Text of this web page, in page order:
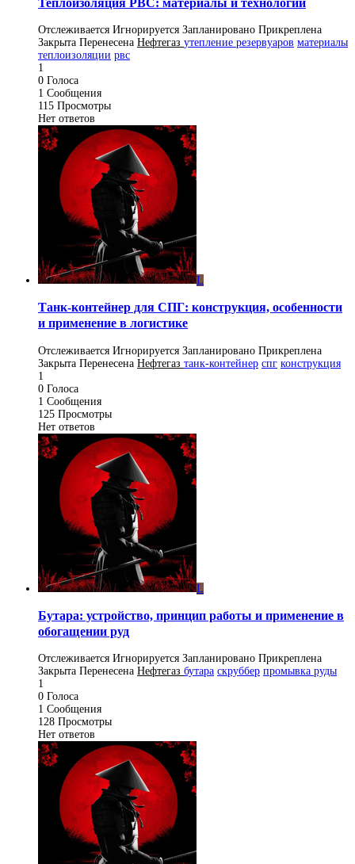
Отслеживается Игнорируется Запланировано Прикреплена
Закрыта Перенесена Нефтегаз утепление резервуаров материалы
теплоизоляции рвс
1
0 Голоса
1 Сообщения
115 Просмотры
Нет ответов
L
Танк-контейнер для СПГ: конструкция, особенности
и применение в логистике
Отслеживается Игнорируется Запланировано Прикреплена
Закрыта Перенесена Нефтегаз танк-контейнер спг конструкция
1
0 Голоса
1 Сообщения
125 Просмотры
Нет ответов
L
Бутара: устройство, принцип работы и применение в
обогащении руд
Отслеживается Игнорируется Запланировано Прикреплена
Закрыта Перенесена Нефтегаз бутара скруббер промывка руды
1
0 Голоса
1 Сообщения
128 Просмотры
Нет ответов